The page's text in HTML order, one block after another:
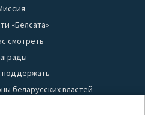
«Белсата»
смотреть
поддержать
беларусских властей
материалов